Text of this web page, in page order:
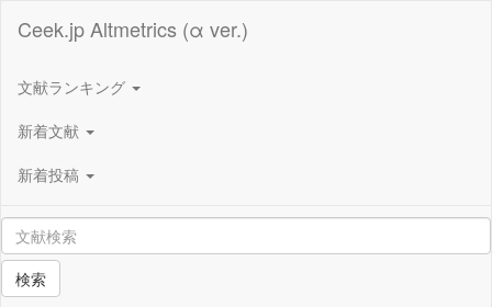
Ceek.jp Altmetrics (α ver.)
文献ランキング
新着文献
新着投稿
検索